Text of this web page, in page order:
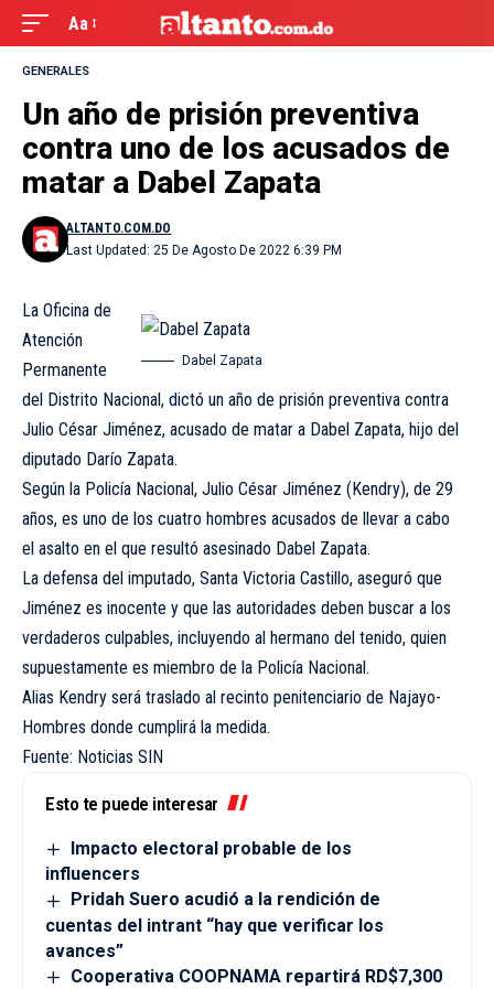
Aa
GENERALES
Un año de prisión preventiva
contra uno de los acusados de
matar a Dabel Zapata
Last Updated: 25 De Agosto De 2022 6:39 PM
ALTANTO.COM.DO
Dabel Zapata
La Oficina de
Atención
Permanente
del Distrito Nacional, dictó un año de prisión preventiva contra
Julio César Jiménez, acusado de matar a Dabel Zapata, hijo del
diputado Darío Zapata.
Según la Policía Nacional, Julio César Jiménez (Kendry), de 29
años, es uno de los cuatro hombres acusados de llevar a cabo
el asalto en el que resultó asesinado Dabel Zapata.
La defensa del imputado, Santa Victoria Castillo, aseguró que
Jiménez es inocente y que las autoridades deben buscar a los
verdaderos culpables, incluyendo al hermano del tenido, quien
supuestamente es miembro de la Policía Nacional.
Alias Kendry será traslado al recinto penitenciario de Najayo-
Hombres donde cumplirá la medida.
Fuente: Noticias SIN
Esto te puede interesar
Impacto electoral probable de los
influencers
Pridah Suero acudió a la rendición de
cuentas del intrant “hay que verificar los
avances”
Cooperativa COOPNAMA repartirá RD$7,300